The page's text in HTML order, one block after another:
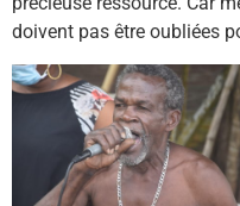
doivent pas être oubliées